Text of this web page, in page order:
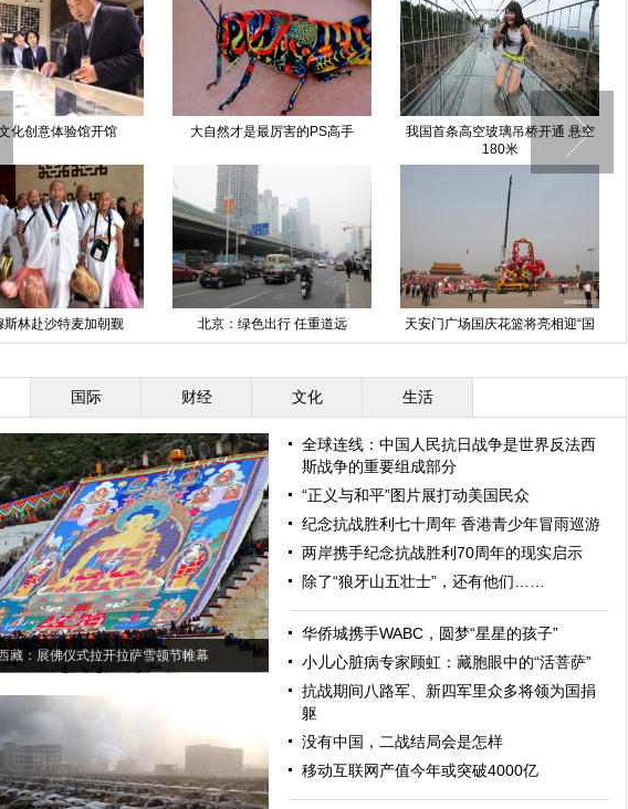
化创意体验馆开馆 大自然才是最厉害的PS高手
我国首条高空玻璃吊桥开通 悬空
180米
斯林赴沙特麦加朝觐 北京：绿色出行 任重道远
天安门广场国庆花篮将亮相迎“国
庆”
国际 财经 文化 生活
藏：展佛仪式拉开拉萨雪顿节帷幕
全球连线：中国人民抗日战争是世界反法西
斯战争的重要组成部分
“正义与和平”图片展打动美国民众
纪念抗战胜利七十周年 香港青少年冒雨巡游
两岸携手纪念抗战胜利70周年的现实启示
除了“狼牙山五壮士”，还有他们……
华侨城携手WABC，圆梦“星星的孩子”
小儿心脏病专家顾虹：藏胞眼中的“活菩萨”
抗战期间八路军、新四军里众多将领为国捐
躯
没有中国，二战结局会是怎样
移动互联网产值今年或突破4000亿